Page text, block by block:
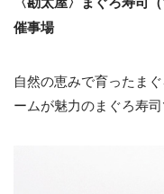
催事場
自然の恵みで育ったま
ームが魅力のまぐろ寿司